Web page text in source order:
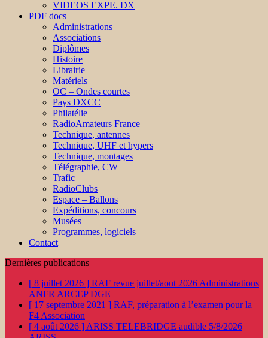
VIDEOS EXPE. DX
PDF docs
Administrations
Associations
Diplômes
Histoire
Librairie
Matériels
OC – Ondes courtes
Pays DXCC
Philatélie
RadioAmateurs France
Technique, antennes
Technique, UHF et hypers
Technique, montages
Télégraphie, CW
Trafic
RadioClubs
Espace – Ballons
Expéditions, concours
Musées
Programmes, logiciels
Contact
Dernières publications
[ 8 juillet 2026 ] RAF revue juillet/aout 2026 Administrations
ANFR ARCEP DGE
[ 17 septembre 2021 ] RAF, préparation à l’examen pour la
F4 Association
[ 4 août 2026 ] ARISS TELEBRIDGE audible 5/8/2026